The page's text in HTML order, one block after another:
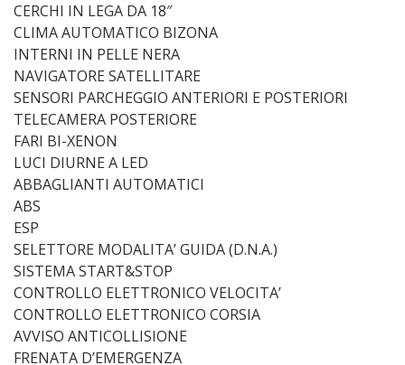
CERCHI IN LEGA DA 18″
CLIMA AUTOMATICO BIZONA
INTERNI IN PELLE NERA
NAVIGATORE SATELLITARE
SENSORI PARCHEGGIO ANTERIORI E POSTERIORI
TELECAMERA POSTERIORE
FARI BI-XENON
LUCI DIURNE A LED
ABBAGLIANTI AUTOMATICI
ABS
ESP
SELETTORE MODALITA’ GUIDA (D.N.A.)
SISTEMA START&STOP
CONTROLLO ELETTRONICO VELOCITA’
CONTROLLO ELETTRONICO CORSIA
AVVISO ANTICOLLISIONE
FRENATA D’EMERGENZA